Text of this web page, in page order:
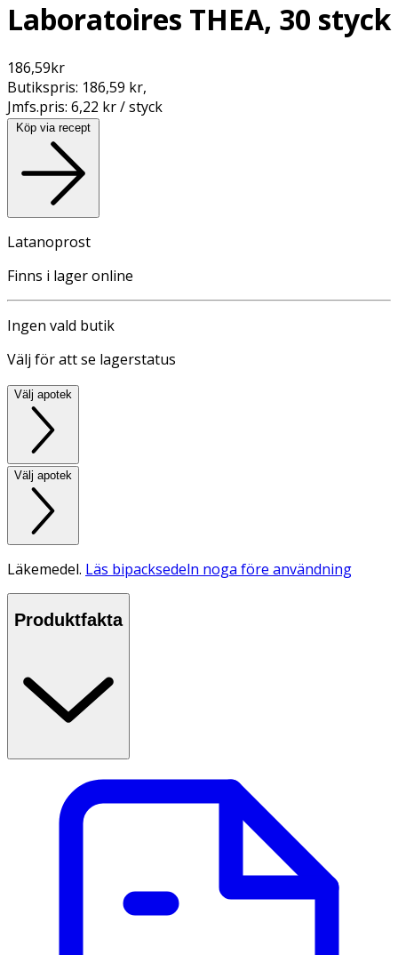
Laboratoires THEA, 30 styck
186,59kr
Butikspris: 186,59 kr,
Jmfs.pris: 6,22 kr / styck
Köp via recept
Latanoprost
Finns i lager online
Ingen vald butik
Välj för att se lagerstatus
Välj apotek
Välj apotek
Läkemedel. Läs bipacksedeln noga före användning
Produktfakta